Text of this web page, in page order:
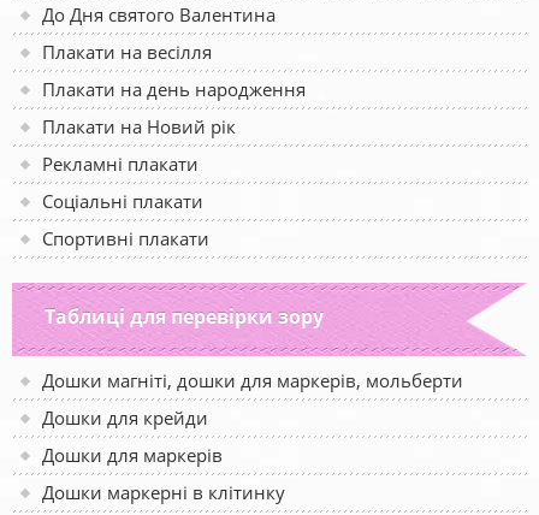
До Дня святого Валентина
Плакати на весілля
Плакати на день народження
Плакати на Новий рік
Рекламні плакати
Соціальні плакати
Спортивні плакати
Таблиці для перевірки зору
Дошки магніті, дошки для маркерів, мольберти
Дошки для крейди
Дошки для маркерів
Дошки маркерні в клітинку